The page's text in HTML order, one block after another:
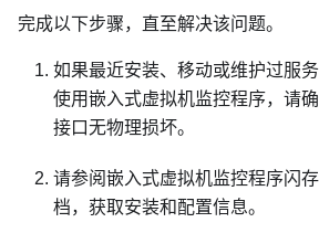
完成以下步骤，直至解决该问题。
如果最近安装、移动或维护过服
使用嵌入式虚拟机监控程序，请
接口无物理损坏。
请参阅嵌入式虚拟机监控程序闪
档，获取安装和配置信息。